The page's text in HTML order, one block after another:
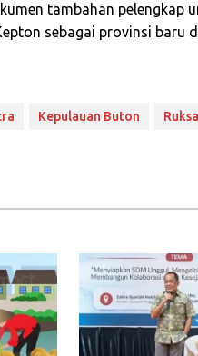
tambahan pelengkap
sebagai provinsi baru
Kepulauan Buton